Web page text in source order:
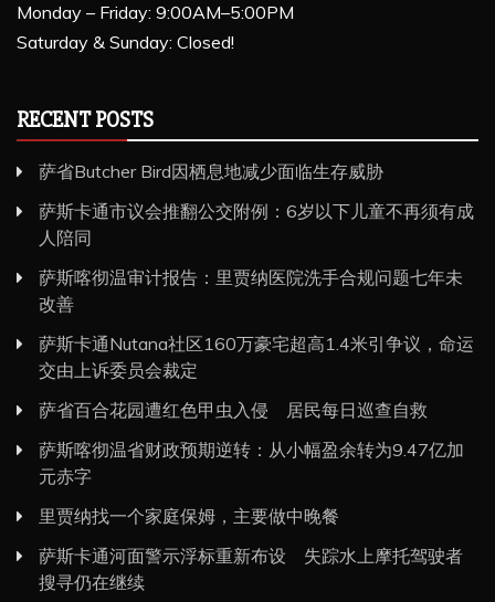
Monday – Friday: 9:00AM–5:00PM
Saturday & Sunday: Closed!
RECENT POSTS
萨省Butcher Bird因栖息地减少面临生存威胁
萨斯卡通市议会推翻公交附例：6岁以下儿童不再须有成
人陪同
萨斯喀彻温审计报告：里贾纳医院洗手合规问题七年未
改善
萨斯卡通Nutana社区160万豪宅超高1.4米引争议，命运
交由上诉委员会裁定
萨省百合花园遭红色甲虫入侵 居民每日巡查自救
萨斯喀彻温省财政预期逆转：从小幅盈余转为9.47亿加
元赤字
里贾纳找一个家庭保姆，主要做中晚餐
萨斯卡通河面警示浮标重新布设 失踪水上摩托驾驶者
搜寻仍在继续